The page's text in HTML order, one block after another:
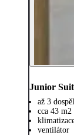
Junior
až 3
cca 43 m2
ventilátor